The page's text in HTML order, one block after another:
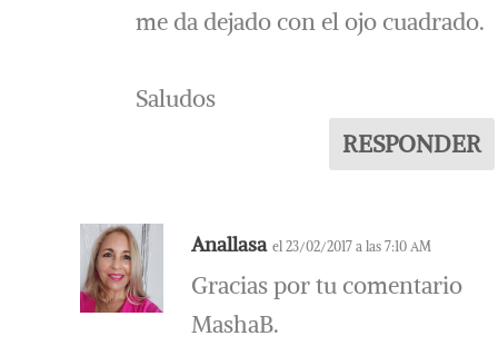
me da dejado con el ojo cuadrado.
Saludos
RESPONDER
Anallasa el 23/02/2017 a las 7:10 AM
Gracias por tu comentario
MashaB.